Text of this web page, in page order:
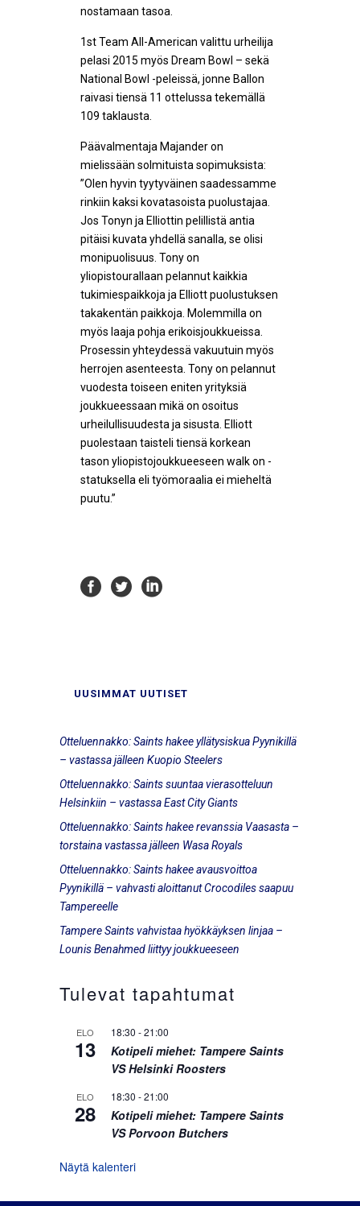
nostamaan tasoa.
1st Team All-American valittu urheilija
pelasi 2015 myös Dream Bowl – sekä
National Bowl -peleissä, jonne Ballon
raivasi tiensä 11 ottelussa tekemällä
109 taklausta.
Päävalmentaja Majander on
mielissään solmituista sopimuksista:
”Olen hyvin tyytyväinen saadessamme
rinkiin kaksi kovatasoista puolustajaa.
Jos Tonyn ja Elliottin pelillistä antia
pitäisi kuvata yhdellä sanalla, se olisi
monipuolisuus. Tony on
yliopistourallaan pelannut kaikkia
tukimiespaikkoja ja Elliott puolustuksen
takakentän paikkoja. Molemmilla on
myös laaja pohja erikoisjoukkueissa.
Prosessin yhteydessä vakuutuin myös
herrojen asenteesta. Tony on pelannut
vuodesta toiseen eniten yrityksiä
joukkueessaan mikä on osoitus
urheilullisuudesta ja sisusta. Elliott
puolestaan taisteli tiensä korkean
tason yliopistojoukkueeseen walk on -
statuksella eli työmoraalia ei mieheltä
puutu.”
UUSIMMAT UUTISET
Otteluennakko: Saints hakee yllätysiskua Pyynikillä
– vastassa jälleen Kuopio Steelers
Otteluennakko: Saints suuntaa vierasotteluun
Helsinkiin – vastassa East City Giants
Otteluennakko: Saints hakee revanssia Vaasasta –
torstaina vastassa jälleen Wasa Royals
Otteluennakko: Saints hakee avausvoittoa
Pyynikillä – vahvasti aloittanut Crocodiles saapuu
Tampereelle
Tampere Saints vahvistaa hyökkäyksen linjaa –
Lounis Benahmed liittyy joukkueeseen
Tulevat tapahtumat
ELO
13
18:30 -21:00
Kotipeli miehet: Tampere Saints
VS Helsinki Roosters
ELO
28
18:30 -21:00
Kotipeli miehet: Tampere Saints
VS Porvoon Butchers
Näytä kalenteri